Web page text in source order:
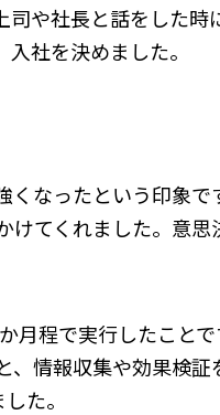
や社長と話をした時
入社を決めました。
なったという印象で
けてくれました。意思
月程で実行したことで
、情報収集や効果検証
た。